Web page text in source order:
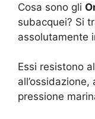
Cosa sono gli
subacquei? Si
assolutamente
Essi resistono
pressione